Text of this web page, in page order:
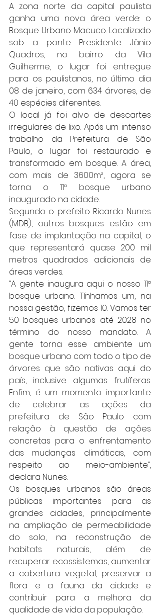
A zona norte da capital paulista
ganha uma nova área verde: o
Bosque Urbano Macuco. Localizado
sob a ponte Presidente Jânio
Quadros, no bairro da Vila
Guilherme, o lugar foi entregue
para os paulistanos, no último dia
08 de janeiro, com 634 árvores, de
40 espécies diferentes.
O local já foi alvo de descartes
irregulares de lixo. Após um intenso
trabalho da Prefeitura de São
Paulo, o lugar foi restaurado e
transformado em bosque. A área,
com mais de 3600m², agora se
torna o 11º bosque urbano
inaugurado na cidade.
Segundo o prefeito Ricardo Nunes
(MDB), outros bosques estão em
fase de implantação na capital, o
que representará quase 200 mil
metros quadrados adicionais de
áreas verdes.
“A gente inaugura aqui o nosso 11º
bosque urbano. Tínhamos um, na
nossa gestão, fizemos 10. Vamos ter
50 bosques urbanos até 2028 no
término do nosso mandato. A
gente torna esse ambiente um
bosque urbano com todo o tipo de
árvores que são nativas aqui do
país, inclusive algumas frutíferas.
Enfim, é um momento importante
de celebrar as ações da
prefeitura de São Paulo com
relação à questão de ações
concretas para o enfrentamento
das mudanças climáticas, com
respeito ao meio-ambiente”,
declara Nunes.
Os bosques urbanos são áreas
públicas importantes para as
grandes cidades, principalmente
na ampliação de permeabilidade
do solo, na reconstrução de
habitats naturais, além de
recuperar ecossistemas, aumentar
a cobertura vegetal, preservar a
flora e a fauna da cidade e
contribuir para a melhora da
qualidade de vida da população.